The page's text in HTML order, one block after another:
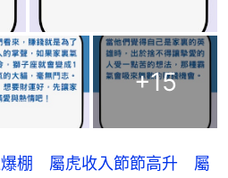
+15
爆棚 屬虎收入節節高升 屬